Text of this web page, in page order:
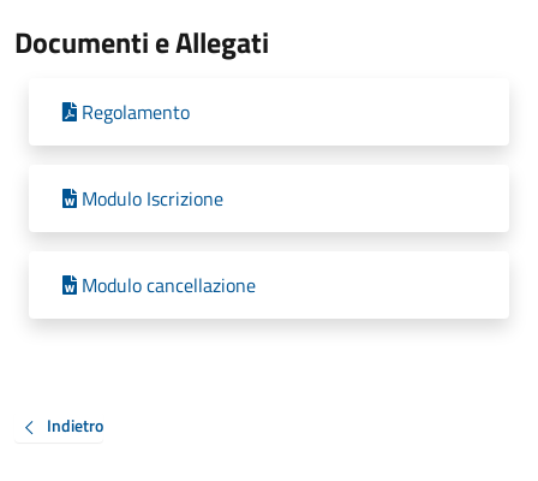
Documenti e Allegati
Regolamento
Modulo Iscrizione
Modulo cancellazione
Indietro